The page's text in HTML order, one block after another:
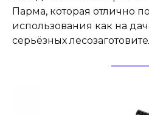
Парма, которая отлично
использования как на
серьёзных